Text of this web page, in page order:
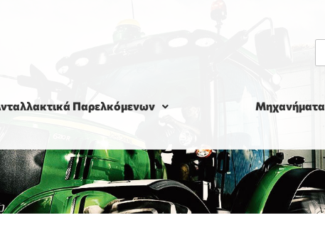
Παρελκόμενων Μηχανήματα